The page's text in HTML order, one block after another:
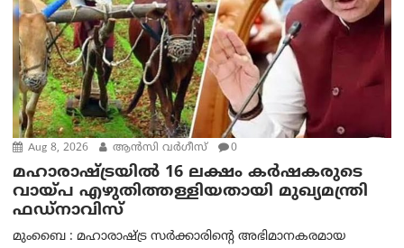
Aug 8, 2026 ആന്‍സി വര്‍ഗീസ് 0
മഹാരാഷ്ട്രയിൽ 16 ലക്ഷം കർഷകരുടെ
വായ്പ എഴുതിത്തള്ളിയതായി മുഖ്യമന്ത്രി
ഫഡ്‌നാവിസ്
മുംബൈ : മഹാരാഷ്ട്ര സർക്കാരിന്റെ അഭിമാനകരമായ